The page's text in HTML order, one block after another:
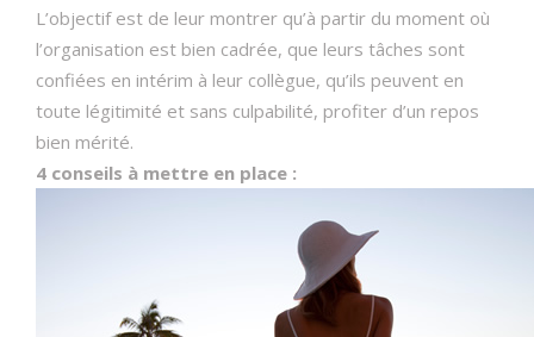
L’objectif est de leur montrer qu’à partir du moment où
l’organisation est bien cadrée, que leurs tâches sont
confiées en intérim à leur collègue, qu’ils peuvent en
toute légitimité et sans culpabilité, profiter d’un repos
bien mérité.
4 conseils à mettre en place :